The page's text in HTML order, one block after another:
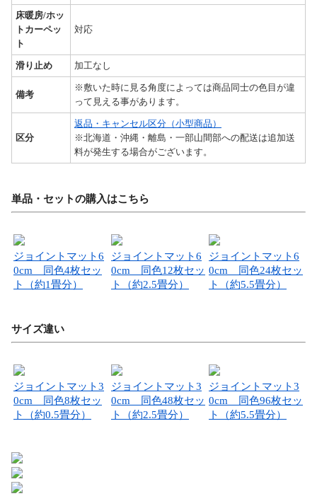
床暖房/ホッ
トカーペッ
ト
対応
滑り止め 加工なし
備考
※敷いた時に見る角度によっては商品同士の色目が違
って見える事があります。
区分
返品・キャンセル区分（小型商品）
※北海道・沖縄・離島・一部山間部への配送は追加送
料が発生する場合がございます。
単品・セットの購入はこちら
ジョイントマット6
0cm 同色4枚セッ
ト（約1畳分）
ジョイントマット6
0cm 同色12枚セッ
ト（約2.5畳分）
ジョイントマット6
0cm 同色24枚セッ
ト（約5.5畳分）
サイズ違い
ジョイントマット3
0cm 同色8枚セッ
ト（約0.5畳分）
ジョイントマット3
0cm 同色48枚セッ
ト（約2.5畳分）
ジョイントマット3
0cm 同色96枚セッ
ト（約5.5畳分）